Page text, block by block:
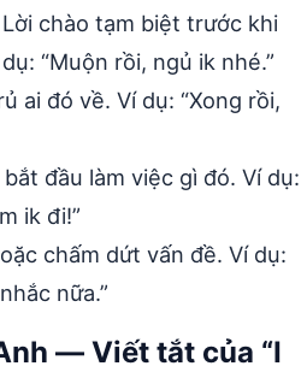
Lời chào tạm biệt trước khi
“Muộn rồi, ngủ ik nhé.”
ai đó về. Ví dụ: “Xong rồi,
đầu làm việc gì đó. Ví dụ:
ik đi!”
chấm dứt vấn đề. Ví dụ:
nữa.”
— Viết tắt của “I